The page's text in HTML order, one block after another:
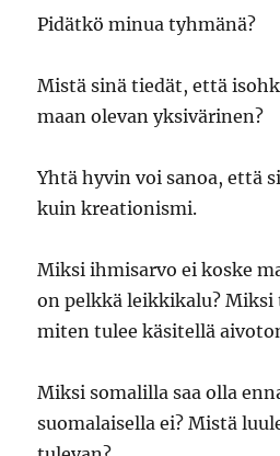
Pidätkö minua tyhmänä?
Mistä sinä tiedät, että
maan olevan yksivärinen?
Yhtä hyvin voi sanoa, että
kuin kreationismi.
Miksi ihmisarvo ei koske
on pelkkä leikkikalu?
miten tulee käsitellä
Miksi somalilla saa olla
suomalaisella ei? Mistä